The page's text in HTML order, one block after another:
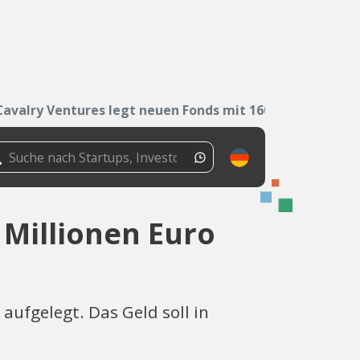
Ventures legt neuen Fonds mit 160...
Euro
Das Geld soll in